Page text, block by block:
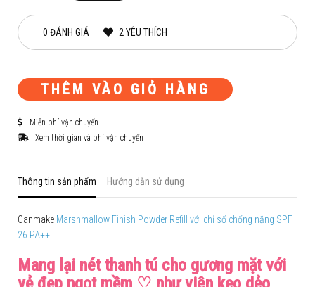
0 ĐÁNH GIÁ 2 YÊU THÍCH
THÊM VÀO GIỎ HÀNG
Miễn phí vận chuyển
Xem thời gian và phí vận chuyển
Thông tin sản phẩm Hướng dẫn sử dụng
Canmake Marshmallow Finish Powder Refill với chỉ số chống nắng SPF
26 PA++
Mang lại nét thanh tú cho gương mặt với